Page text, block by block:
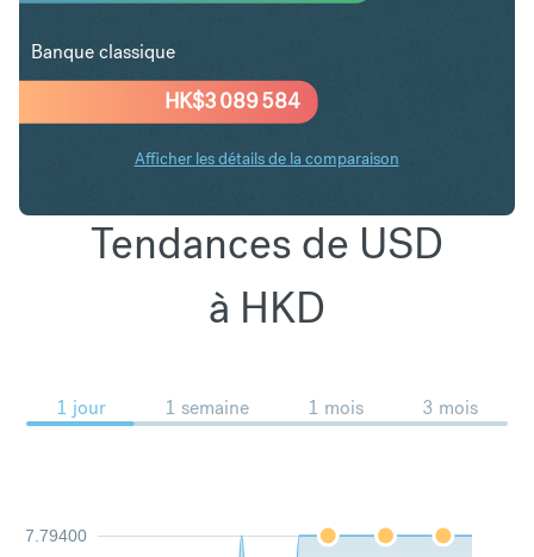
HK$3 089 584
Banque classique
Afficher les détails de la comparaison
Tendances de USD
à HKD
1 jour 1 semaine 1 mois 3 mois
7.79400